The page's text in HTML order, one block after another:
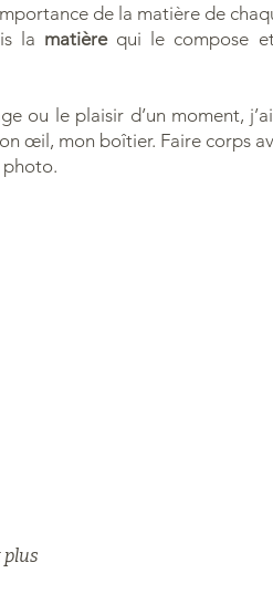
de la matière de
la matière qui le compose
ou le plaisir d’un moment,
œil, mon boîtier. Faire corps
photo.
plus